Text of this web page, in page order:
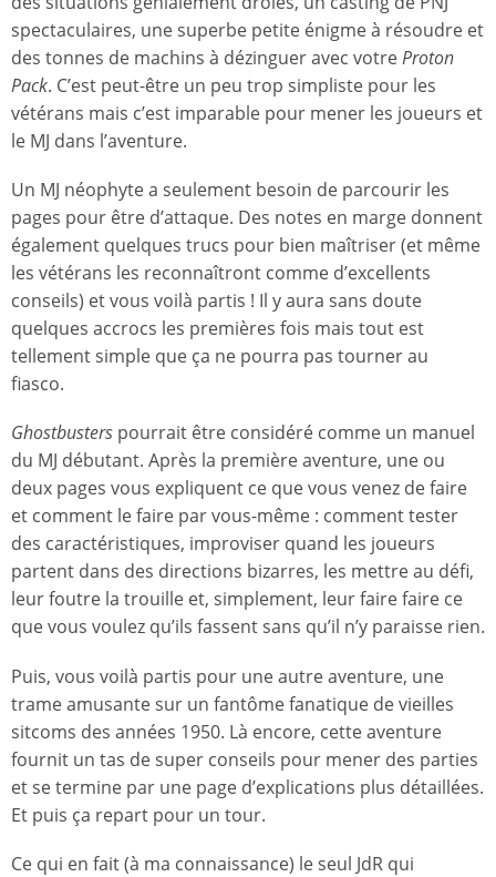
spectaculaires, une superbe petite énigme à résoudre et
des tonnes de machins à dézinguer avec votreProton
Pack. C’est peut-être un peu trop simpliste pour les
vétérans mais c’est imparable pour mener les joueurs et
le MJ dans l’aventure.
Un MJ néophyte a seulement besoin de parcourir les
pages pour être d’attaque. Des notes en marge donnent
également quelques trucs pour bien maîtriser (et même
les vétérans les reconnaîtront comme d’excellents
conseils) et vous voilà partis ! Il y aura sans doute
quelques accrocs les premières fois mais tout est
tellement simple que ça ne pourra pas tourner au
fiasco.
Ghostbusters pourrait être considéré comme un manuel
du MJ débutant. Après la première aventure, une ou
deux pages vous expliquent ce que vous venez de faire
et comment le faire par vous-même : comment tester
des caractéristiques, improviser quand les joueurs
partent dans des directions bizarres, les mettre au défi,
leur foutre la trouille et, simplement, leur faire faire ce
que vous voulez qu’ils fassent sans qu’il n’y paraisse rien.
Puis, vous voilà partis pour une autre aventure, une
trame amusante sur un fantôme fanatique de vieilles
sitcoms des années 1950. Là encore, cette aventure
fournit un tas de super conseils pour mener des parties
et se termine par une page d’explications plus détaillées.
Et puis ça repart pour un tour.
Ce qui en fait (à ma connaissance) le seul JdR qui